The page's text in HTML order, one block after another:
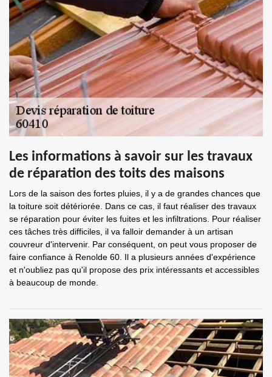
Les informations à savoir sur les travaux
de réparation des toits des maisons
Lors de la saison des fortes pluies, il y a de grandes chances que
la toiture soit détériorée. Dans ce cas, il faut réaliser des travaux
se réparation pour éviter les fuites et les infiltrations. Pour réaliser
ces tâches très difficiles, il va falloir demander à un artisan
couvreur d'intervenir. Par conséquent, on peut vous proposer de
faire confiance à Renolde 60. Il a plusieurs années d'expérience
et n'oubliez pas qu'il propose des prix intéressants et accessibles
à beaucoup de monde.